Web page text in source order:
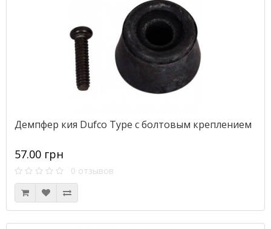
Демпфер кия Dufco Type с болтовым креплением
57.00 грн
0 отзывов